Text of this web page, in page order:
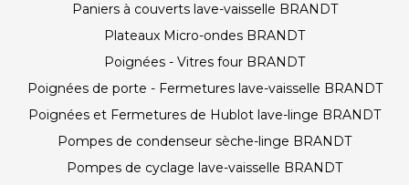
Paniers à couverts lave-vaisselle BRANDT
Plateaux Micro-ondes BRANDT
Poignées - Vitres four BRANDT
Poignées de porte - Fermetures lave-vaisselle BRANDT
Poignées et Fermetures de Hublot lave-linge BRANDT
Pompes de condenseur sèche-linge BRANDT
Pompes de cyclage lave-vaisselle BRANDT